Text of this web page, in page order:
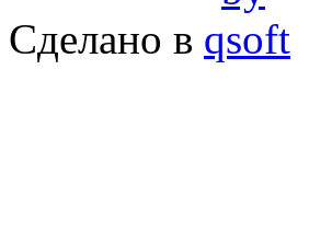
Сделано в